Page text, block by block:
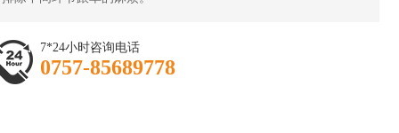
7*24小时咨询电话
0757-85689778